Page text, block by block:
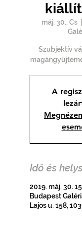
máj. 30., Cs
  |
Szubjektív
A
Idő és
2019. máj. 30.
Budapest
Lajos u. 158,